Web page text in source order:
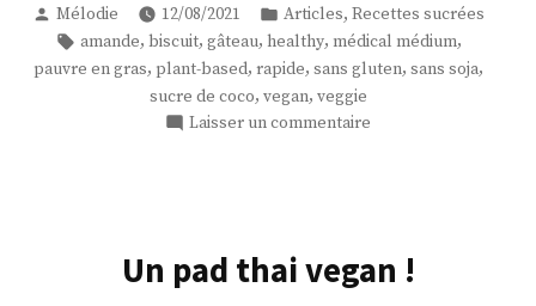
amande
enrobés
de
sucre
Publié
par
Mélodie 12/08/2021
Publié
dans
Articles, Recettes sucrées
Étiquettes :
amande, biscuit, gâteau, healthy, médical médium,
pauvre en gras, plant-based, rapide, sans gluten, sans soja,
sucre de coco, vegan, veggie
Laisser un commentaire
sucre
Un pad thai vegan !